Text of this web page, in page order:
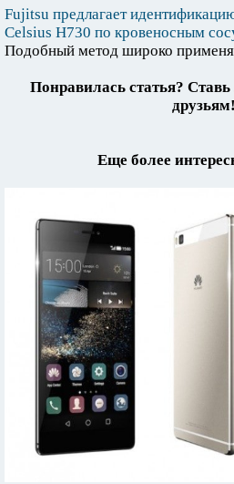
Fujitsu предлагает
Celsius H730 по кровеносным
Подобный метод широко
Понравилась статья?
друзьям!
Еще более